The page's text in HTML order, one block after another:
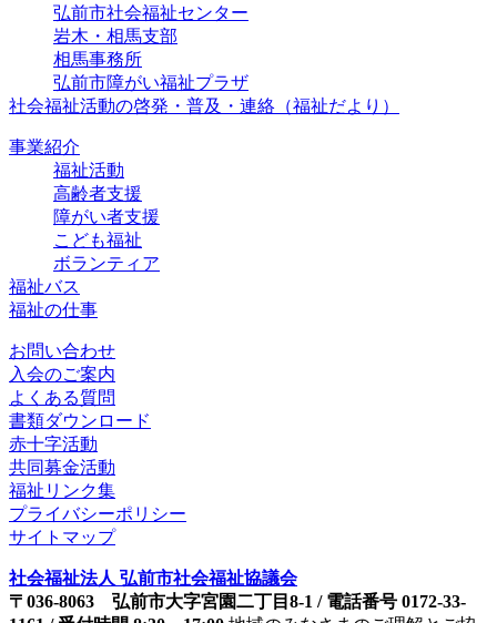
弘前市社会福祉センター
岩木・相馬支部
相馬事務所
弘前市障がい福祉プラザ
社会福祉活動の啓発・普及・連絡 （福祉だより）
事業紹介
福祉活動
高齢者支援
障がい者支援
こども福祉
ボランティア
福祉バス
福祉の仕事
お問い合わせ
入会のご案内
よくある質問
書類ダウンロード
赤十字活動
共同募金活動
福祉リンク集
プライバシーポリシー
サイトマップ
社会福祉法人 弘前市社会福祉協議会
〒036-8063 弘前市大字宮園二丁目8-1 / 電話番号 0172-33-